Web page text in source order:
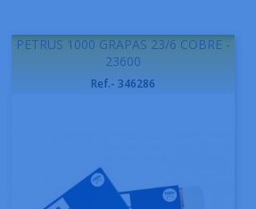
PETRUS 1000 GRAPAS 23/6 COBRE -
23600
Ref.- 346286